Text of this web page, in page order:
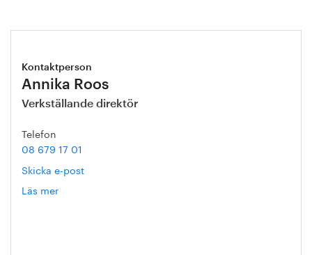
Kontaktperson
Annika Roos
Verkställande direktör
Telefon
08 679 17 01
Skicka e-post
Läs mer